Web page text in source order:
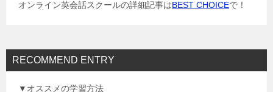
オンライン英会話スクールの詳細記事はBEST CHOICEで！
RECOMMEND ENTRY
▼オススメの学習方法